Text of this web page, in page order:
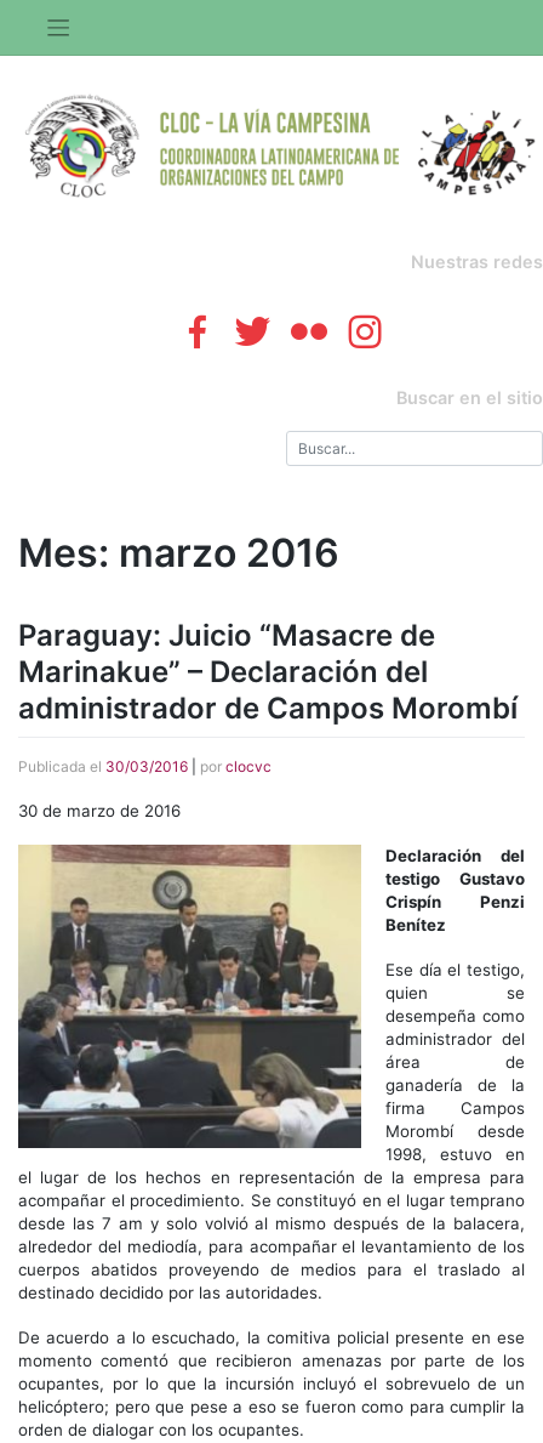
contenido
Nuestras redes
Buscar en el sitio
Mes: marzo 2016
Paraguay: Juicio “Masacre de
Marinakue” – Declaración del
administrador de Campos Morombí
Publicada el 30/03/2016 por clocvc
30 de marzo de 2016
Declaración del
testigo Gustavo
Crispín Penzi
Benítez
Ese día el testigo,
quien se
desempeña como
administrador del
área de
ganadería de la
firma Campos
Morombí desde
1998, estuvo en
el lugar de los hechos en representación de la empresa para
acompañar el procedimiento. Se constituyó en el lugar temprano
desde las 7 am y solo volvió al mismo después de la balacera,
alrededor del mediodía, para acompañar el levantamiento de los
cuerpos abatidos proveyendo de medios para el traslado al
destinado decidido por las autoridades.
De acuerdo a lo escuchado, la comitiva policial presente en ese
momento comentó que recibieron amenazas por parte de los
ocupantes, por lo que la incursión incluyó el sobrevuelo de un
helicóptero; pero que pese a eso se fueron como para cumplir la
orden de dialogar con los ocupantes.